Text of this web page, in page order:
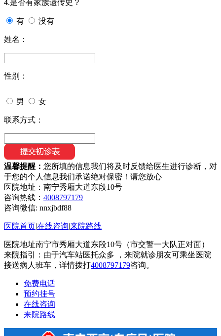
4.是否有家族遗传史？
有 没有
姓名：
性别：
男 女
联系方式：
温馨提醒： 您所填的信息我们将及时反馈给医生进行诊断，对
于您的个人信息我们承诺绝对保密！请您放心
医院地址：南宁秀厢大道东段10号
咨询热线： 4008797179
咨询微信: nnxjbdf88
医院首页|在线咨询|来院路线
医院地址南宁市秀厢大道东段10号（市交警一大队正对面）
来院指引：由于汽车站医托众多 ，来院就诊朋友可乘坐医院
接送病人班车，详情拨打4008797179咨询。
免费电话
预约挂号
在线咨询
来院路线